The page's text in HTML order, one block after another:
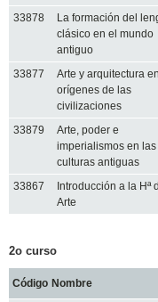
33878
La formación del
clásico en el mundo
antiguo
33877
Arte y arquitectura
orígenes de las
civilizaciones
33879
Arte, poder e
imperialismos en las
culturas antiguas
33867
Introducción a la Hª
Arte
2o curso
Código Nombre